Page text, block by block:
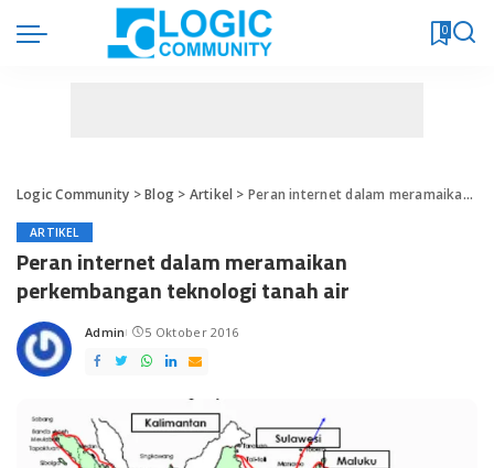
0
Logic Community >Blog> Artikel > Peran internet dalam meramaikan perkembangan teknologi tanah air
ARTIKEL
Peran internet dalam meramaikan
perkembangan teknologi tanah air
Posted
by
Admin 5 Oktober 2016